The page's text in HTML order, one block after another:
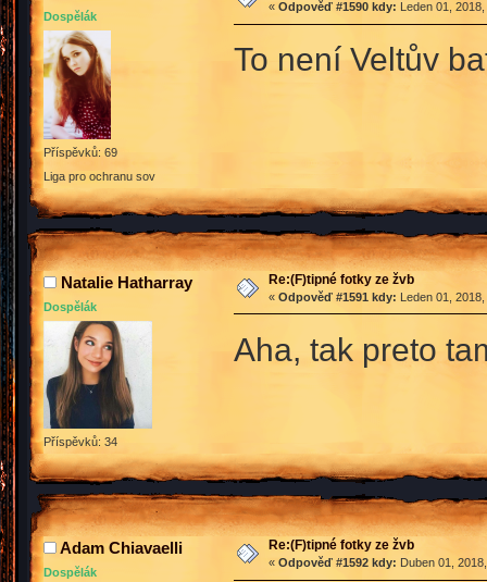
Dospělák
Příspěvků: 69
Liga pro ochranu sov
« Odpověď #1590 kdy: Leden 01,
To není Veltův
Natalie Hatharray
Dospělák
Příspěvků: 34
Re:(F)tipné fotky ze žvb
« Odpověď #1591 kdy: Leden 01,
Aha, tak preto
Adam Chiavaelli
Dospělák
Re:(F)tipné fotky ze žvb
« Odpověď #1592 kdy: Duben 01,